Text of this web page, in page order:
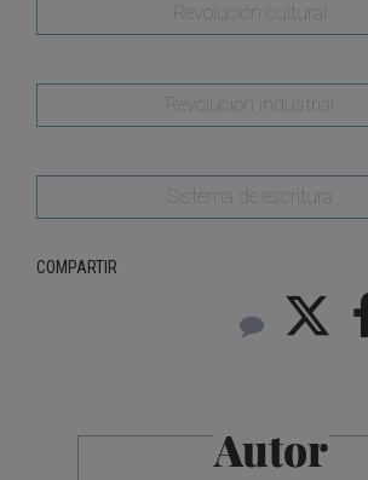
Revolución cultural
Revolución industrial
Sistema de escritura
COMPARTIR
Autor